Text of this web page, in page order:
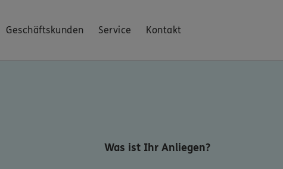
Geschäftskunden Service Kontakt
Was ist Ihr Anliegen?